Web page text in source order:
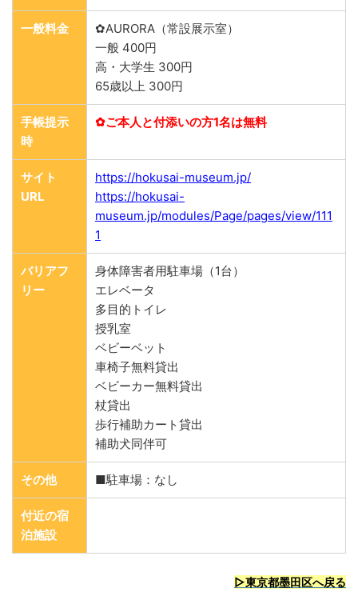
一般料金
✿AURORA（常設展示室）
一般 400円
高・大学生 300円
65歳以上 300円
手帳提示
時
✿ご本人と付添いの方1名は無料
サイト
URL
https://hokusai-museum.jp/
https://hokusai-
museum.jp/modules/Page/pages/view/111
1
バリアフ
リー
身体障害者用駐車場（1台）
エレベータ
多目的トイレ
授乳室
ベビーベット
車椅子無料貸出
ベビーカー無料貸出
杖貸出
歩行補助カート貸出
補助犬同伴可
その他 ■駐車場：なし
付近の宿
泊施設
▷東京都墨田区へ戻る